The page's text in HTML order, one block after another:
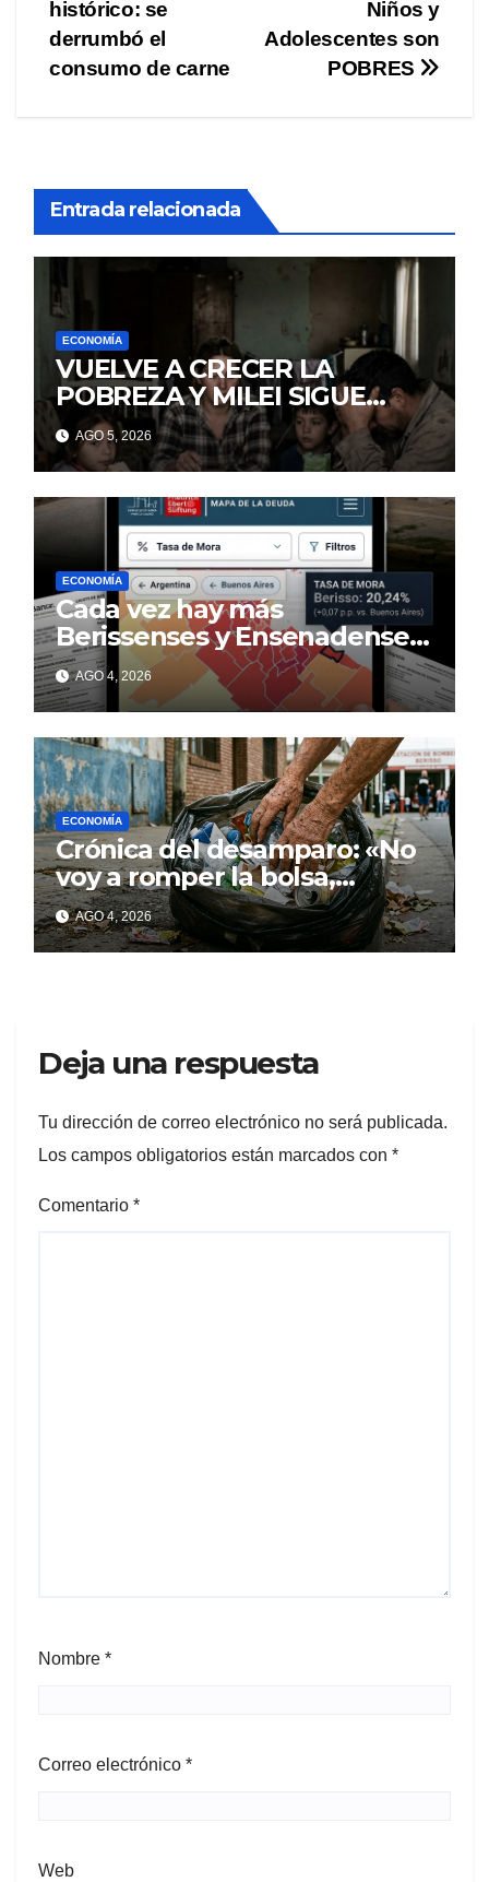
de
entradas
Niños y
Adolescentes son
POBRES
histórico: se
derrumbó el
consumo de carne
Entrada relacionada
ECONOMÍA
VUELVE A CRECER LA
POBREZA Y MILEI SIGUE
MINTIENDO
AGO 5, 2026
ECONOMÍA
Cada vez hay más
Berissenses y Ensenadenses
con deudas incobrables
AGO 4, 2026
ECONOMÍA
Crónica del desamparo: «No
voy a romper la bolsa,
quédese tranquilo…»
AGO 4, 2026
Deja una respuesta
Tu dirección de correo electrónico no será publicada.
Los campos obligatorios están marcados con *
Comentario *
Nombre *
Correo electrónico *
Web